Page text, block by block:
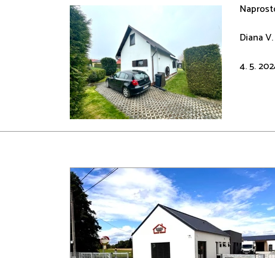
Diana V.
4. 5.